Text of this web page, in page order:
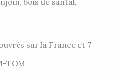
sur la France et 7
TOM